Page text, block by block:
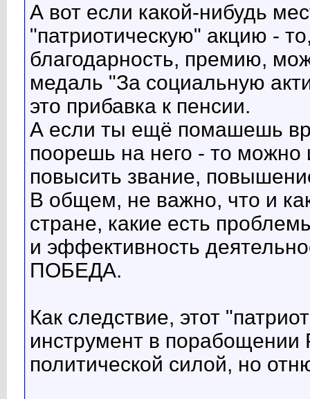
А вот если какой-нибудь
"патриотическую" акцию -
благодарность, премию,
медаль "За социальную
это прибавка к пенсии.
А если ты ещё помашешь
поорешь на него - то можно
повысить звание,
В общем, не важно, что и
стране, какие есть
и эффективность
ПОБЕДА.
Как следствие, этот
инструмент в
политической силой, но